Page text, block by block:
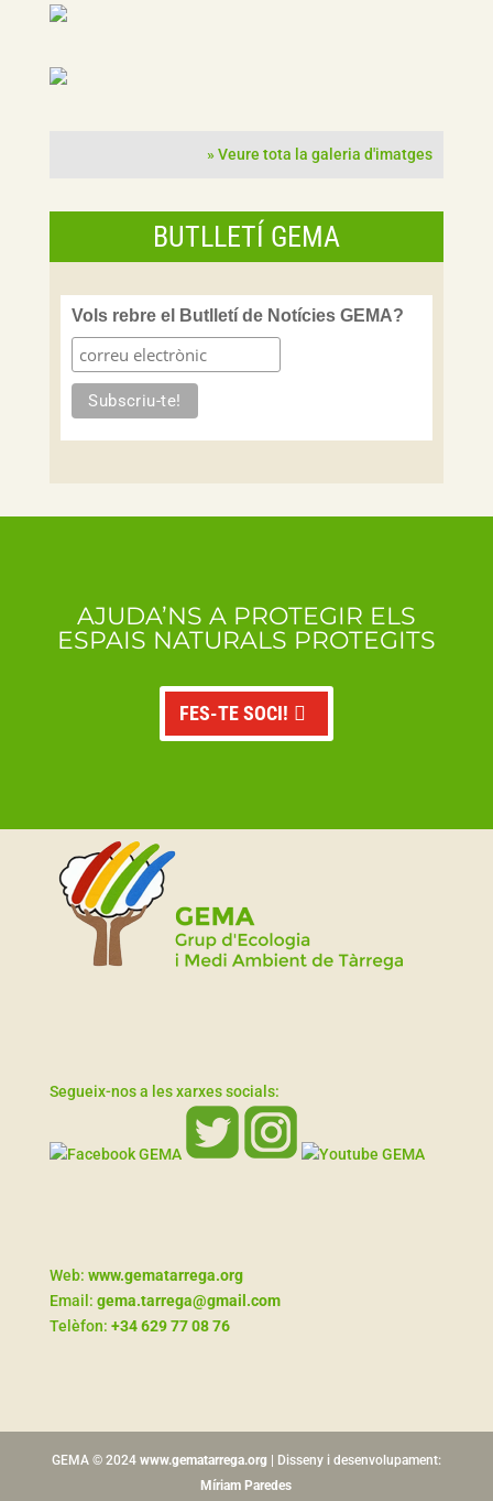
» Veure tota la galeria d'imatges
BUTLLETÍ GEMA
Vols rebre el Butlletí de Notícies GEMA?
AJUDA’NS A PROTEGIR ELS
ESPAIS NATURALS PROTEGITS
FES-TE SOCI!
Segueix-nos a les xarxes socials:
Web: www.gematarrega.org
Email: gema.tarrega@gmail.com
Telèfon: +34 629 77 08 76
GEMA © 2024 www.gematarrega.org | Disseny i desenvolupament:
Míriam Paredes